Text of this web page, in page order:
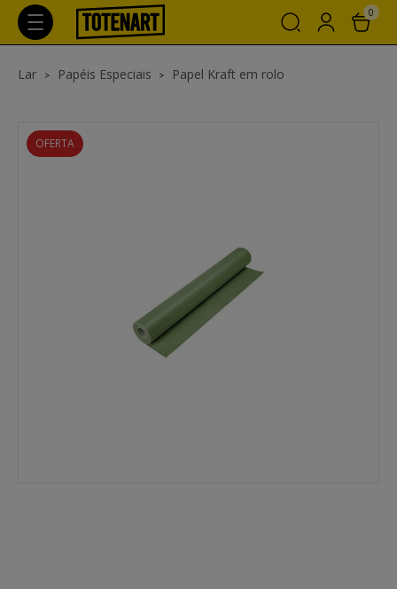
0
Lar Papéis Especiais Papel Kraft em rolo
OFERTA